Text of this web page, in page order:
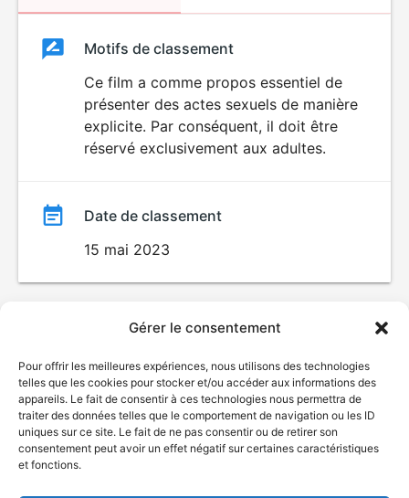
Gérer le consentement
Pour offrir les meilleures expériences, nous utilisons des technologies
telles que les cookies pour stocker et/ou accéder aux informations des
appareils. Le fait de consentir à ces technologies nous permettra de
traiter des données telles que le comportement de navigation ou les ID
uniques sur ce site. Le fait de ne pas consentir ou de retirer son
consentement peut avoir un effet négatif sur certaines caractéristiques
et fonctions.
ClassementClassement
SEXUALITÉ
EXPLICITE
Motifs de classement
Ce film a comme propos essentiel de
présenter des actes sexuels de manière
explicite. Par conséquent, il doit être
réservé exclusivement aux adultes.
Date de classement
15 mai 2023